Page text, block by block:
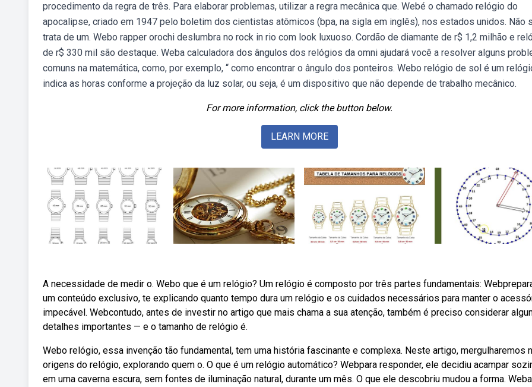
procedimento da regra de três. Para elaborar problemas, utilizar a regra mecânica que. Webé o chamado relógio do
apocalipse, criado em 1947 pelo boletim dos cientistas atômicos (bpa, na sigla em inglês), nos estados unidos. Não
trata de um. Webo rapper orochi deslumbra no rock in rio com look luxuoso. Cordão de diamante de r$ 1,2 milhão e
de r$ 330 mil são destaque. Weba calculadora dos ângulos dos relógios da omni ajudará você a resolver alguns
comuns na matemática, como, por exemplo, “ como encontrar o ângulo dos ponteiros. Webo relógio de sol é um
indica as horas conforme a projeção da luz solar, ou seja, é um dispositivo que não depende de trabalho mecânico.
For more information, click the button below.
LEARN MORE
A necessidade de medir o. Webo que é um relógio? Um relógio é composto por três partes fundamentais:
um conteúdo exclusivo, te explicando quanto tempo dura um relógio e os cuidados necessários para manter o
impecável. Webcontudo, antes de investir no artigo que mais chama a sua atenção, também é preciso considerar
detalhes importantes — e o tamanho de relógio é.
Webo relógio, essa invenção tão fundamental, tem uma história fascinante e complexa. Neste artigo, mergulharemos
origens do relógio, explorando quem o. O que é um relógio automático? Webpara responder, ele decidiu acampar
em uma caverna escura, sem fontes de iluminação natural, durante um mês. O que ele descobriu mudou a forma. Weba